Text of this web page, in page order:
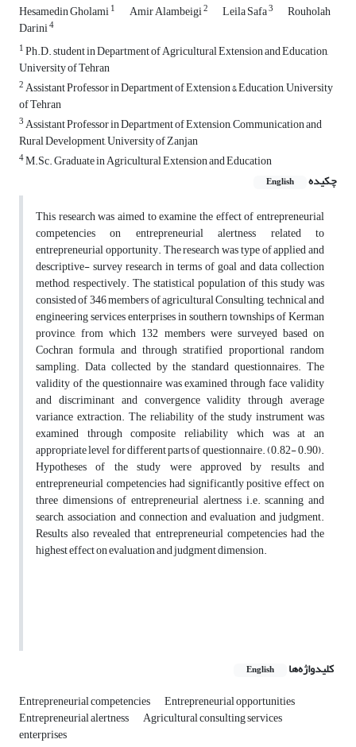
Hesamedin Gholami1 Amir Alambeigi2 Leila Safa3 Rouholah
Darini4
1Ph.D. student in Department of Agricultural Extension and Education,
University of Tehran
2Assistant Professor in Department of Extension & Education, University
of Tehran
3Assistant Professor in Department of Extension, Communication and
Rural Development, University of Zanjan
4M.Sc. Graduate in Agricultural Extension and Education
چکیده
English
This research was aimed to examine the effect of entrepreneurial
competencies on entrepreneurial alertness related to
entrepreneurial opportunity. The research was type of applied and
descriptive- survey research in terms of goal and data collection
method, respectively. The statistical population of this study was
consisted of 346 members of agricultural Consulting, technical and
engineering services enterprises in southern townships of Kerman
province, from which 132 members were surveyed based on
Cochran formula and through stratified proportional random
sampling. Data collected by the standard questionnaires. The
validity of the questionnaire was examined through face validity
and discriminant and convergence validity through average
variance extraction. The reliability of the study instrument was
examined through composite reliability which was at an
appropriate level for different parts of questionnaire. (0.82- 0.90).
Hypotheses of the study were approved by results and
entrepreneurial competencies had significantly positive effect on
three dimensions of entrepreneurial alertness i.e. scanning and
search, association and connection and evaluation and judgment.
Results also revealed that entrepreneurial competencies had the
highest effect on evaluation and judgment dimension.
کلیدواژه‌ها English
Entrepreneurial competencies Entrepreneurial opportunities
Entrepreneurial alertness Agricultural consulting services
enterprises